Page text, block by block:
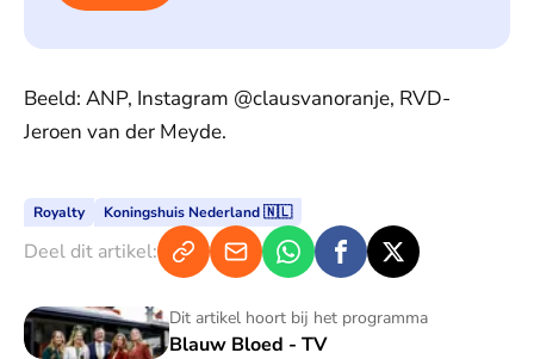
Beeld: ANP, Instagram @clausvanoranje, RVD-
Jeroen van der Meyde.
Royalty Koningshuis Nederland 🇳🇱
Deel dit artikel:
Dit artikel hoort bij het programma
Blauw Bloed - TV
Blauw Bloed - TV